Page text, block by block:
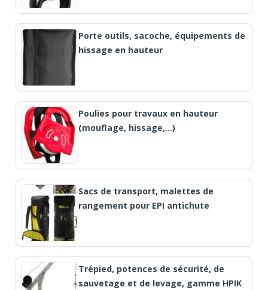
Porte outils, sacoche, équipements de
hissage en hauteur
Poulies pour travaux en hauteur
(mouflage, hissage,…)
Sacs de transport, malettes de
rangement pour EPI antichute
Trépied, potences de sécurité, de
sauvetage et de levage, gamme HPIK